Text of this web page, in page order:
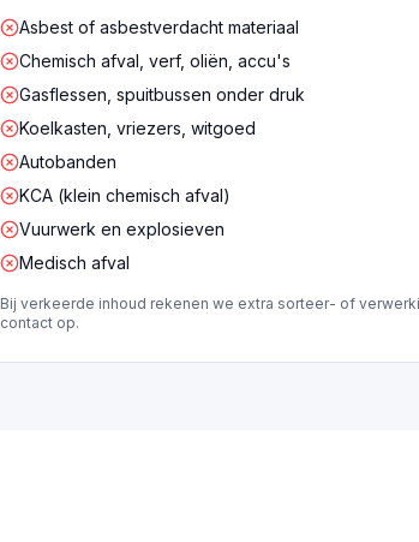
Asbest of asbestverdacht materiaal
Chemisch afval, verf, oliën, accu's
Gasflessen, spuitbussen onder druk
Koelkasten, vriezers, witgoed
Autobanden
KCA (klein chemisch afval)
Vuurwerk en explosieven
Medisch afval
Bij verkeerde inhoud rekenen we extra sorteer- of
contact op.